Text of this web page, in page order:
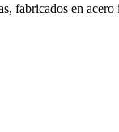
fabricados en